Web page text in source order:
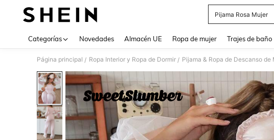
Pijama Rosa Mujer
Categorías Novedades Almacén UE Ropa de mujer Trajes de baño
Página principal / Ropa Interior y Ropa de Dormir / Pijama & Ropa de Descanso de